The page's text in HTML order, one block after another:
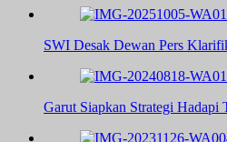
SWI Desak Dewan Pers
Garut Siapkan Strategi